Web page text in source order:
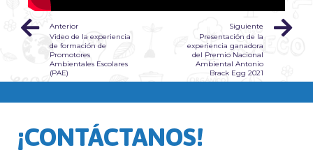
Anterior
Video de la experiencia
de formación de
Promotores
Ambientales Escolares
(PAE)
Siguiente
Presentación de la
experiencia ganadora
del Premio Nacional
Ambiental Antonio
Brack Egg 2021
¡CONTÁCTANOS!